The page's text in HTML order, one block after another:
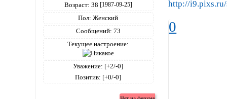
Возраст: 38 [1987-09-25]
Пол: Женский
Сообщений: 73
Текущее настроение:
Уважение: [+2/-0]
Позитив: [+0/-0]
0